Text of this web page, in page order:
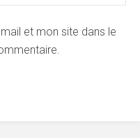
et mon site dans le